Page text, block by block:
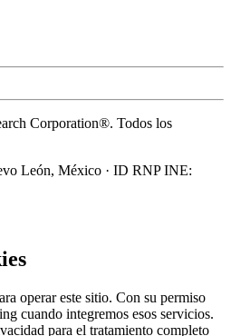
Corporation®. Todos los
León, México · ID RNP INE:
operar este sitio. Con su permiso
cuando integremos esos servicios.
para el tratamiento completo